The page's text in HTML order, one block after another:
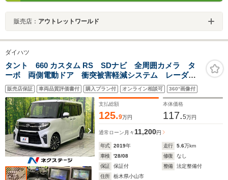
販売店： アウトレットワールド
ダイハツ
タント 660 カスタム RS SDナビ 全周囲カメラ タ
ーボ 両側電動ドア 衝突被害軽減システム レーダー
クルーズ 禁煙車 ハーフレザーシート ドラレコ コ
ーナーセンサー スマートキー LEDヘッド ビルトイ
ンETC
販売店保証 車両品質評価書付 購入プラン付 オンライン相談可 360°画像付
支払総額
125.9万円
本体価格
117.5万円
通常ローン 月々11,200円
年式 2019年 走行 5.6万km
車検
'28/08 修復
なし
保証
保証付 整備
法定整備付
住所
栃木県小山市